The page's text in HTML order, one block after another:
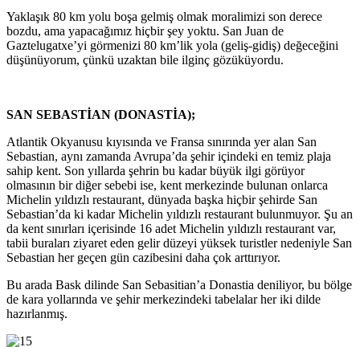
Yaklaşık 80 km yolu boşa gelmiş olmak moralimizi son derece
bozdu, ama yapacağımız hiçbir şey yoktu. San Juan de
Gaztelugatxe’yi görmenizi 80 km’lik yola (geliş-gidiş) değeceğini
düşünüyorum, çünkü uzaktan bile ilginç gözüküyordu.
SAN SEBASTİAN (DONASTİA);
Atlantik Okyanusu kıyısında ve Fransa sınırında yer alan San
Sebastian, aynı zamanda Avrupa’da şehir içindeki en temiz plaja
sahip kent. Son yıllarda şehrin bu kadar büyük ilgi görüyor
olmasının bir diğer sebebi ise, kent merkezinde bulunan onlarca
Michelin yıldızlı restaurant, dünyada başka hiçbir şehirde San
Sebastian’da ki kadar Michelin yıldızlı restaurant bulunmuyor. Şu an
da kent sınırları içerisinde 16 adet Michelin yıldızlı restaurant var,
tabii buraları ziyaret eden gelir düzeyi yüksek turistler nedeniyle San
Sebastian her geçen gün cazibesini daha çok arttırıyor.
Bu arada Bask dilinde San Sebasitian’a Donastia deniliyor, bu bölge
de kara yollarında ve şehir merkezindeki tabelalar her iki dilde
hazırlanmış.